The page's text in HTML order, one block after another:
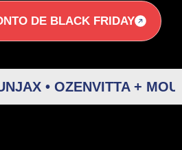
DE BLACK FRIDAY
• OZENVITTA +